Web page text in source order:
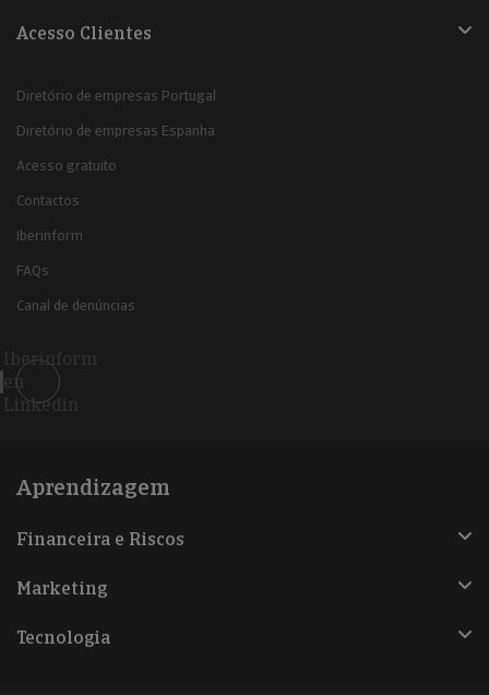
Acesso Clientes
Diretório de empresas Portugal
Diretório de empresas Espanha
Acesso gratuito
Contactos
Iberinform
FAQs
Canal de denúncias
Iberinform
en
Linkedin
Aprendizagem
Financeira e Riscos
Marketing
Tecnologia